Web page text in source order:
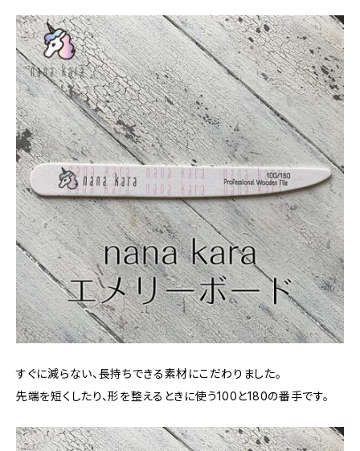
すぐに減らない、長持ちできる素材にこだわりました。
先端を短くしたり、形を整えるときに使う100と180の番手です。